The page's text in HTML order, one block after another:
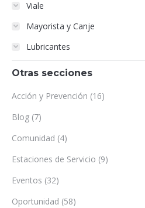
Viale
Mayorista y Canje
Lubricantes
Otras secciones
Acción y Prevención (16)
Blog (7)
Comunidad (4)
Estaciones de Servicio (9)
Eventos (32)
Oportunidad (58)